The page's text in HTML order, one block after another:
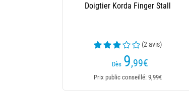
Doigtier Korda Finger Stall
(2 avis)
Dès 9,99€
Prix public conseillé: 9,99€